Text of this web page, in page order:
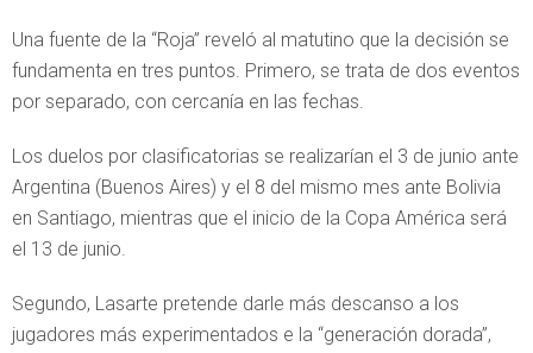
Una fuente de la “Roja” reveló al matutino que la decisión se
fundamenta en tres puntos. Primero, se trata de dos eventos
por separado, con cercanía en las fechas.
Los duelos por clasificatorias se realizarían el 3 de junio ante
Argentina (Buenos Aires) y el 8 del mismo mes ante Bolivia
en Santiago, mientras que el inicio de la Copa América será
el 13 de junio.
Segundo, Lasarte pretende darle más descanso a los
jugadores más experimentados e la “generación dorada”,